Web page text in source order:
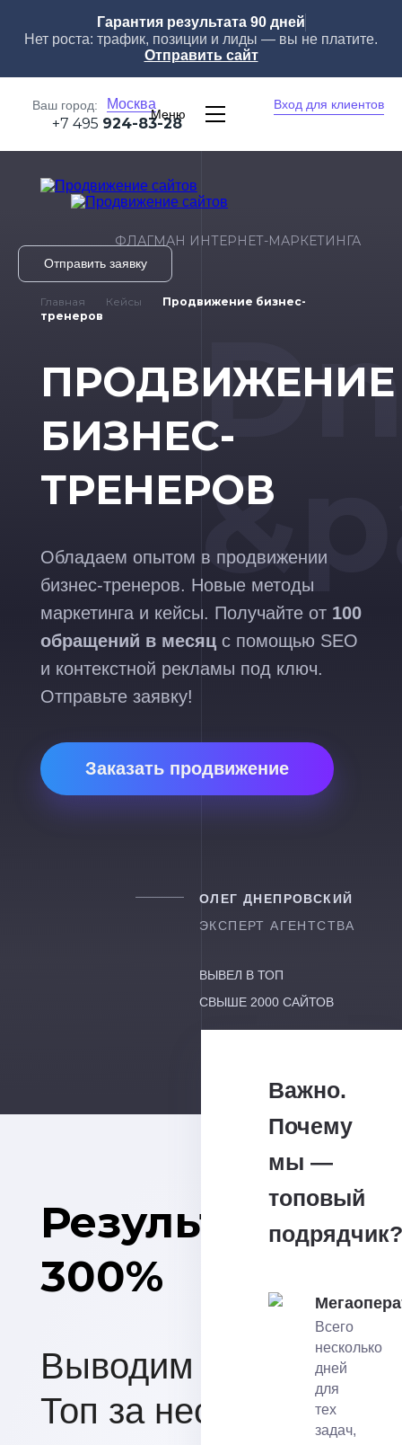
Гарантия результата 90 дней
Нет роста: трафик, позиции и лиды — вы не платите.
Отправить сайт
Ваш город: Москва
Меню
Вход для клиентов
+7 495 924-83-28
ФЛАГМАН ИНТЕРНЕТ-МАРКЕТИНГА
Отправить заявку
Главная Кейсы
Продвижение бизнес-
тренеров
ПРОДВИЖЕНИЕ
БИЗНЕС-
ТРЕНЕРОВ
Обладаем опытом в продвижении
бизнес-тренеров. Новые методы
маркетинга и кейсы. Получайте от 100
обращений в месяц с помощью SEO
и контекстной рекламы под ключ.
Отправьте заявку!
Заказать продвижение
ОЛЕГ ДНЕПРОВСКИЙ
ЭКСПЕРТ АГЕНТСТВА
ВЫВЕЛ В ТОП
СВЫШЕ 2000 САЙТОВ
Результат на
300%
Выводим сайты в
Топ за несколько
Важно.
Почему
мы —
топовый
подрядчик?
Всего
несколько
дней
для
тех
задач,